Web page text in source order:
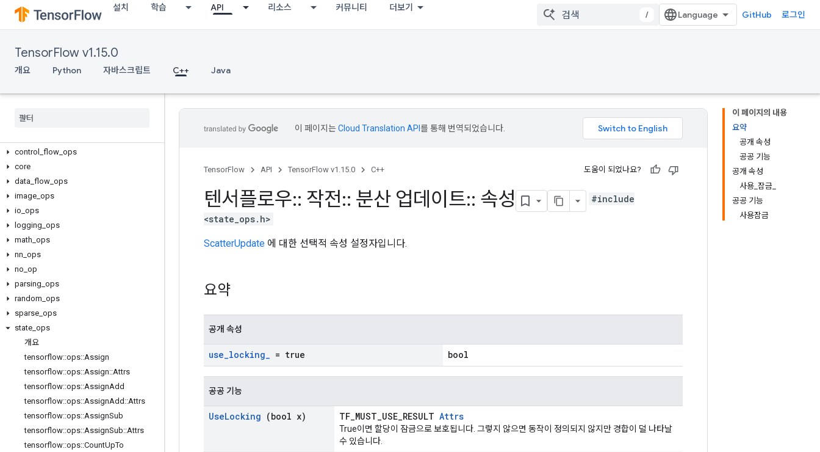
설치 학습 API 리소스 커뮤니티 더보기
/ GitHub 로그인
TensorFlow v1.15.0
개요 Python 자바스크립트 C++ Java
array_
control
flow ops
core
data flow ops
image ops
io ops
logging ops
math ops
nn ops
no op
parsing ops
random ops
sparse ops
state ops
개요
tensorflow::ops::Assign
tensorflow::ops::Assign::Attrs
tensorflow::ops::AssignAdd
tensorflow::ops::AssignAdd ::Attrs
tensorflow::ops::AssignSub
tensorflow::ops::AssignSub::Attrs
tensorflow::ops::CountUpTo
이 페이지의 내용
요약
공개 속성
공공 기능
공개 속성
사용_잠금_
공공 기능
사용잠금
이 페이지는Cloud Translation API 를 통해 번역되었습니다.
TensorFlow API TensorFlow v1.15.0 C++ 도움이 되었나요?
텐서플로우:: 작전:: 분산 업데이트:: 속성
#include
<state_ops.h>
ScatterUpdate 에 대한 선택적 속성 설정자입니다.
요약
공개 속성
use_locking_ = true bool
공공 기능
UseLocking (bool x) TF_MUST_USE_RESULT Attrs
True이면 할당이 잠금으로 보호됩니다. 그렇지 않으면 동작이 정의되지 않지만 경합이 덜 나타날
수 있습니다.